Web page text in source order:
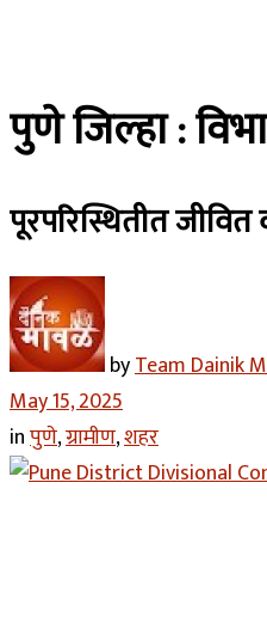
पुणे जिल्हा :
पूरपरिस्थितीत
byTeam Dainik
May 15, 2025
inपुणे,ग्रामीण,शहर